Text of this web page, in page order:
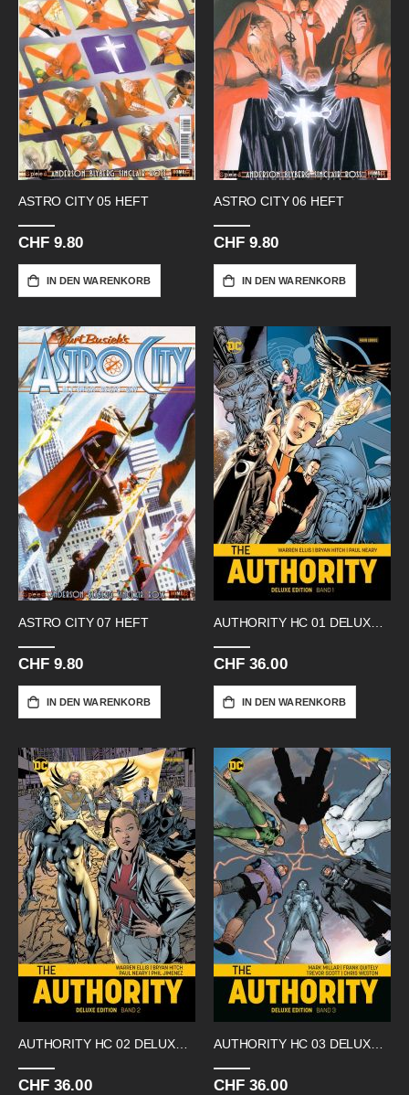
ASTRO CITY 05 HEFT
CHF 9.80
IN DEN WARENKORB
ASTRO CITY 06 HEFT
CHF 9.80
IN DEN WARENKORB
ASTRO CITY 07 HEFT
CHF 9.80
IN DEN WARENKORB
AUTHORITY HC 01 DELUXE EDITION
CHF 36.00
IN DEN WARENKORB
CHF 36.00 CHF 36.00